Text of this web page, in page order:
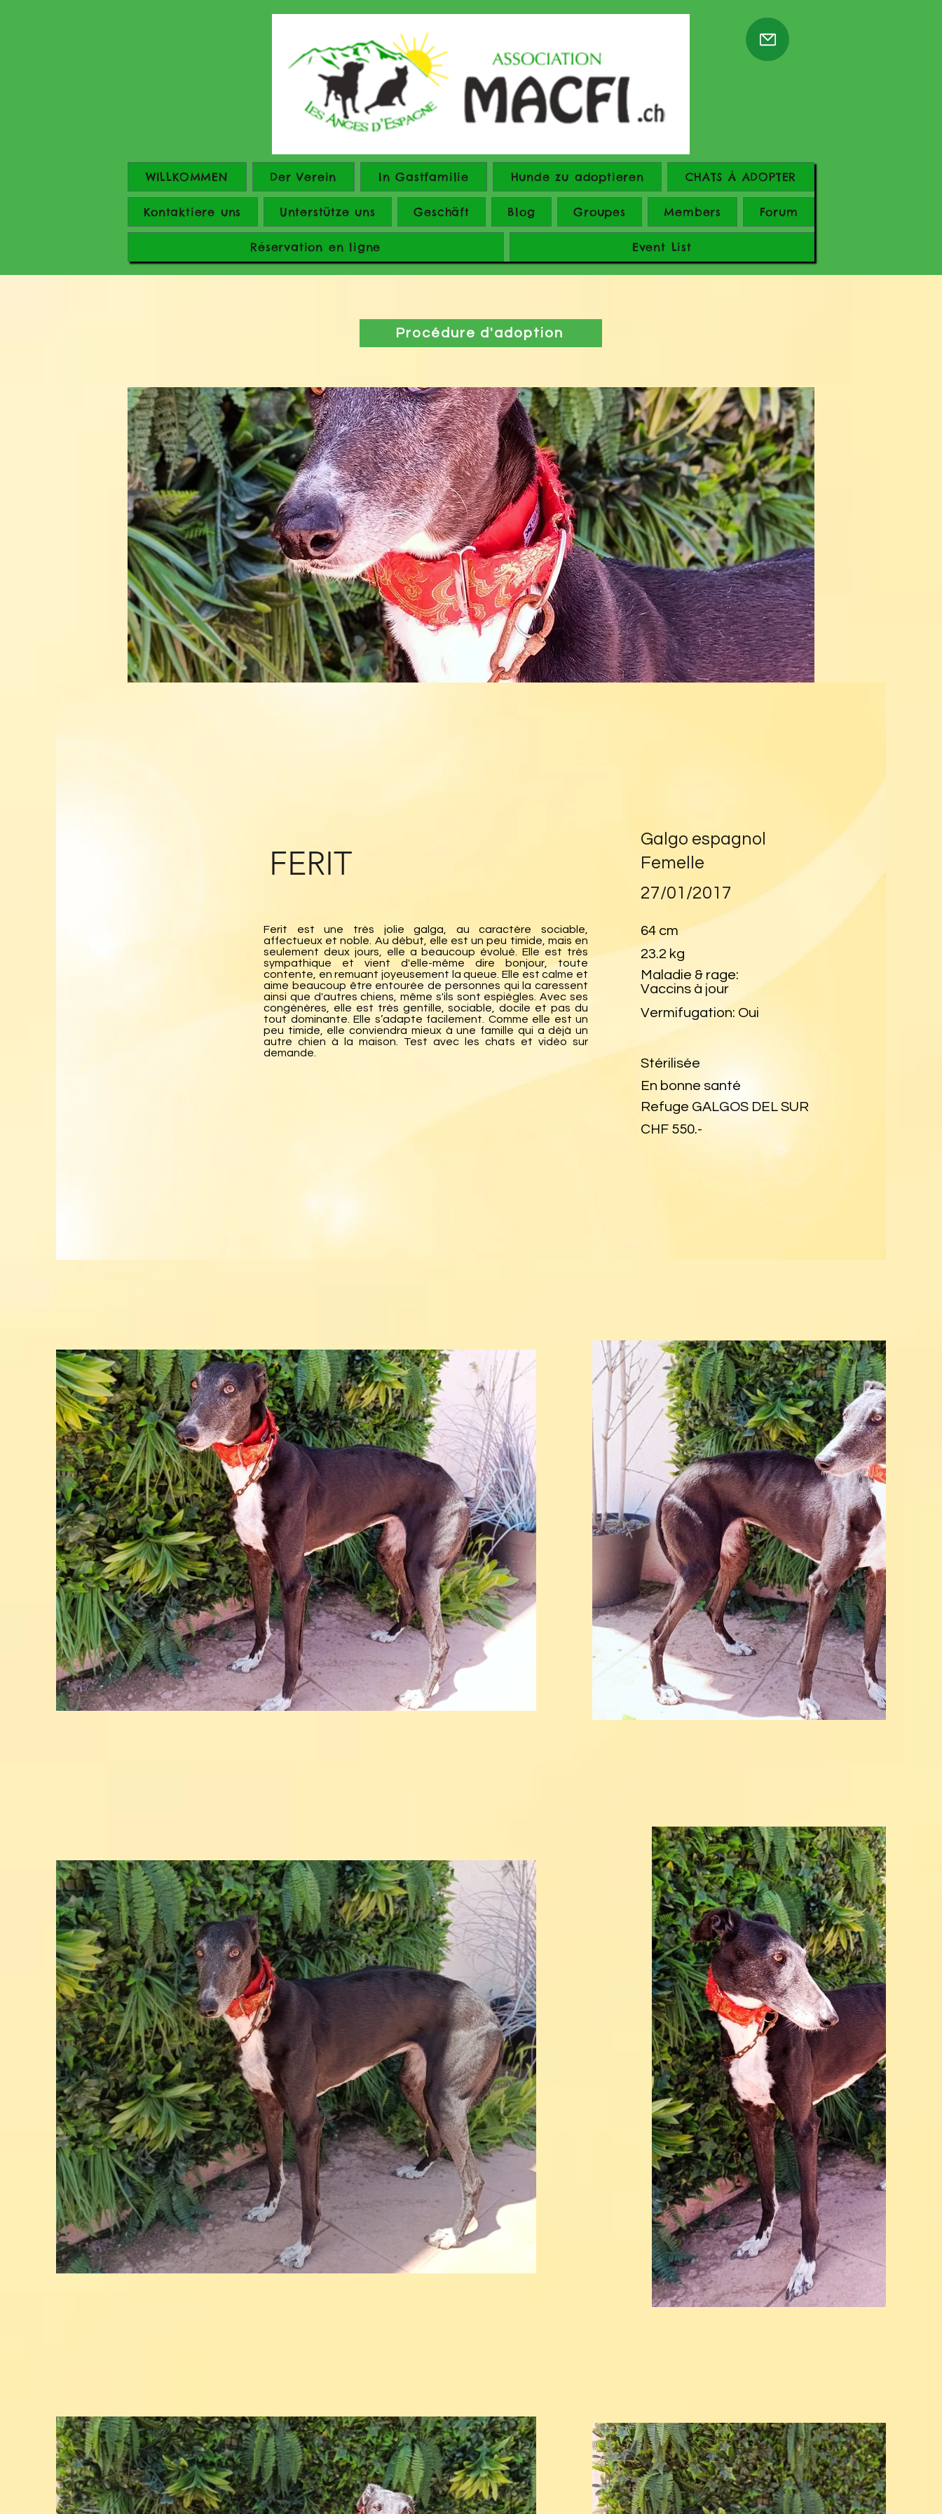
WILLKOMMEN Der Verein In Gastfamilie Hunde zu adoptieren CHATS À ADOPTER
Kontaktiere uns Unterstütze uns Geschäft Blog Groupes Members Forum
Réservation en ligne Event List
Procédure d'adoption
Galgo espagnol
FERIT
27/01/2017
Femelle
Ferit est une très jolie galga, au caractère sociable,
affectueux et noble. Au début, elle est un peu timide, mais en
seulement deux jours, elle a beaucoup évolué. Elle est très
sympathique et vient d'elle-même dire bonjour, toute
contente, en remuant joyeusement la queue. Elle est calme et
aime beaucoup être entourée de personnes qui la caressent
ainsi que d'autres chiens, même s'ils sont espiègles. Avec ses
congénères, elle est très gentille, sociable, docile et pas du
tout dominante. Elle s’adapte facilement. Comme elle est un
peu timide, elle conviendra mieux à une famille qui a déjà un
autre chien à la maison. Test avec les chats et vidéo sur
demande.
64 cm
23.2 kg
Maladie & rage:
Vaccins à jour
Vermifugation: Oui
Stérilisée
En bonne santé
Refuge GALGOS DEL SUR
CHF 550.-